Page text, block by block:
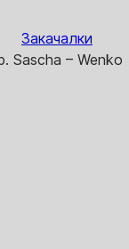
Закачалки